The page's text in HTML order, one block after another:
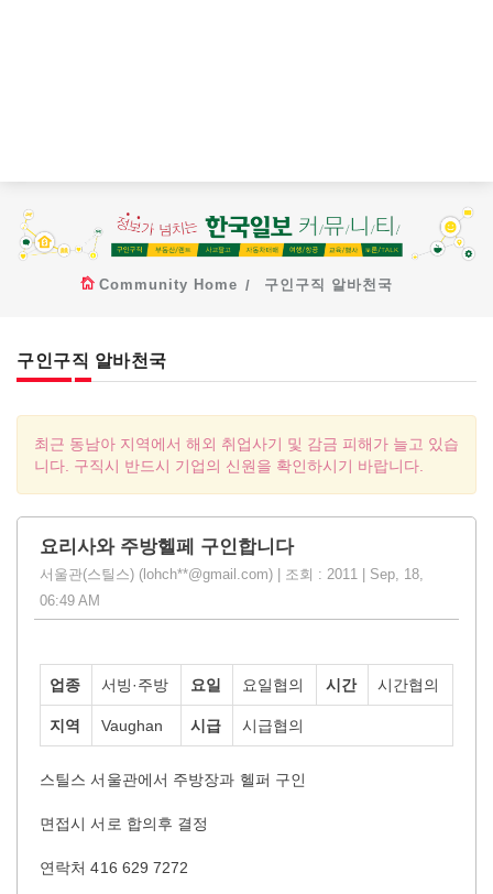
Community Home 구인구직 알바천국
구인구직 알바천국
최근 동남아 지역에서 해외 취업사기 및 감금 피해가 늘고 있습
니다. 구직시 반드시 기업의 신원을 확인하시기 바랍니다.
요리사와 주방헬페 구인합니다
서울관(스틸스) (lohch**@gmail.com) | 조회 : 2011 | Sep, 18,
06:49 AM
업종 서빙·주방 요일 요일협의 시간 시간협의
지역 Vaughan 시급 시급협의
스틸스 서울관에서 주방장과 헬퍼 구인
면접시 서로 합의후 결정
연락처 416 629 7272